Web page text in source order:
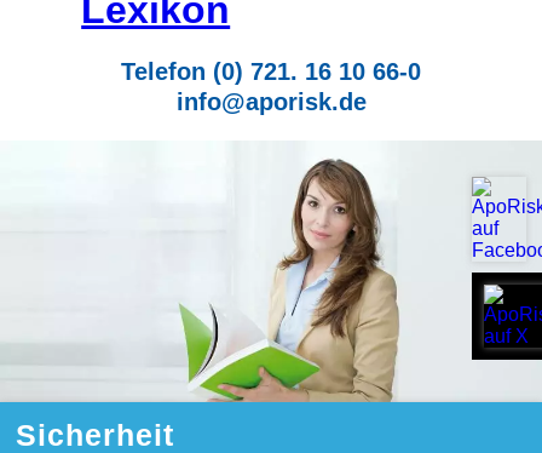
Telefon (0) 721. 16 10 66-0
info@aporisk.de
Sicherheit